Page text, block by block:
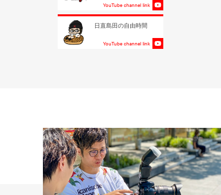
YouTube channel link
日直島田の自由時間
YouTube channel link